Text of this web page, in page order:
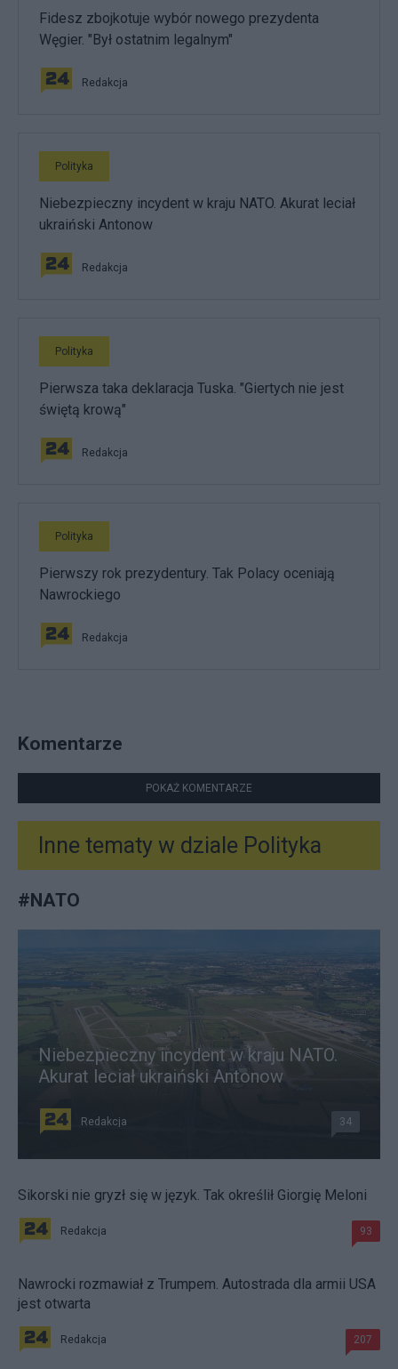
Fidesz zbojkotuje wybór nowego prezydenta
Węgier. "Był ostatnim legalnym"
Redakcja
Polityka
Niebezpieczny incydent w kraju NATO. Akurat leciał
ukraiński Antonow
Redakcja
Polityka
Pierwsza taka deklaracja Tuska. "Giertych nie jest
świętą krową"
Redakcja
Polityka
Pierwszy rok prezydentury. Tak Polacy oceniają
Nawrockiego
Redakcja
Komentarze
POKAŻ KOMENTARZE
Inne tematy w dziale Polityka
#NATO
Niebezpieczny incydent w kraju NATO.
Akurat leciał ukraiński Antonow
Redakcja 34
Sikorski nie gryzł się w język. Tak określił Giorgię Meloni
Redakcja 93
Nawrocki rozmawiał z Trumpem. Autostrada dla armii USA
jest otwarta
Redakcja 207